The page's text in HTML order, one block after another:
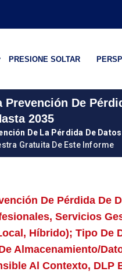
PRESIONE SOLTAR
De
2035
De La Pérdida De Datos
Gratuita De Este Informe
De Pérdida De
Servicios
Híbrido); Tipo De
Almacenamiento/
Al Contexto, DLP